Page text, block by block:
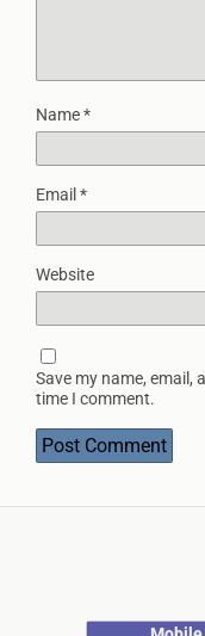
Name*
Email*
Website
Save my name, email,
time I comment.